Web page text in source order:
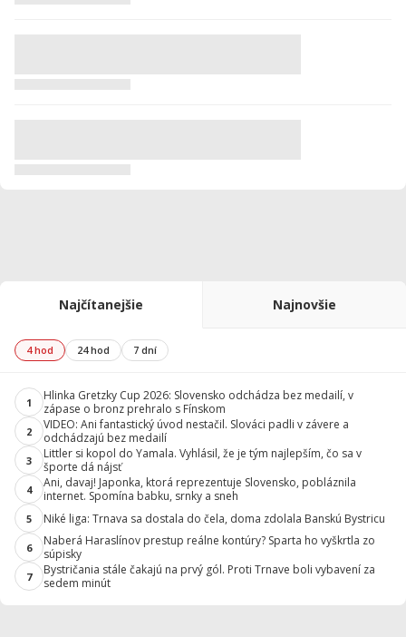
Najčítanejšie Najnovšie
4 hod 24 hod 7 dní
1
Hlinka Gretzky Cup 2026: Slovensko odchádza bez medailí, v
zápase o bronz prehralo s Fínskom
2
VIDEO: Ani fantastický úvod nestačil. Slováci padli v závere a
odchádzajú bez medailí
3
Littler si kopol do Yamala. Vyhlásil, že je tým najlepším, čo sa v
športe dá nájsť
4
Ani, davaj! Japonka, ktorá reprezentuje Slovensko, pobláznila
internet. Spomína babku, srnky a sneh
5 Niké liga: Trnava sa dostala do čela, doma zdolala Banskú Bystricu
6
Naberá Haraslínov prestup reálne kontúry? Sparta ho vyškrtla zo
súpisky
7
Bystričania stále čakajú na prvý gól. Proti Trnave boli vybavení za
sedem minút